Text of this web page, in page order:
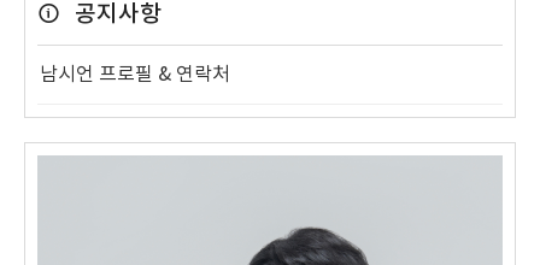
공지사항
남시언 프로필 & 연락처